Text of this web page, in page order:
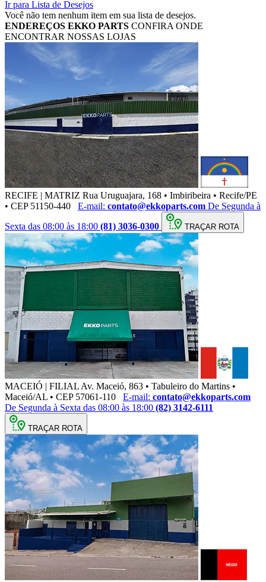
Ir para Lista de Desejos
Você não tem nenhum item em sua lista de desejos.
ENDEREÇOS EKKO PARTS CONFIRA ONDE
ENCONTRAR NOSSAS LOJAS
RECIFE | MATRIZ Rua Uruguajara, 168 • Imbiribeira • Recife/PE
• CEP 51150-440
E-mail: contato@ekkoparts.com De Segunda à
Sexta das 08:00 às 18:00 (81) 3036-0300 TRAÇAR ROTA
MACEIÓ | FILIAL Av. Maceió, 863 • Tabuleiro do Martins •
Maceió/AL • CEP 57061-110
E-mail: contato@ekkoparts.com
De Segunda à Sexta das 08:00 às 18:00 (82) 3142-6111
TRAÇAR ROTA